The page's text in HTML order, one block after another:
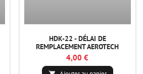
HDK-22 - DÉLAI DE
REMPLACEMENT AEROTECH
4,00 €